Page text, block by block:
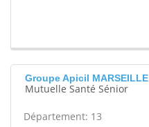
Groupe Apicil MARSEILLE
Mutuelle Santé Sénior
Département: 13